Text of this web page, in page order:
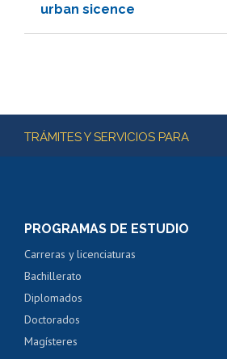
urban sicence
Más información
TRÁMITES Y SERVICIOS PARA
PROGRAMAS DE ESTUDIO
Carreras y licenciaturas
Bachillerato
Diplomados
Doctorados
Magísteres